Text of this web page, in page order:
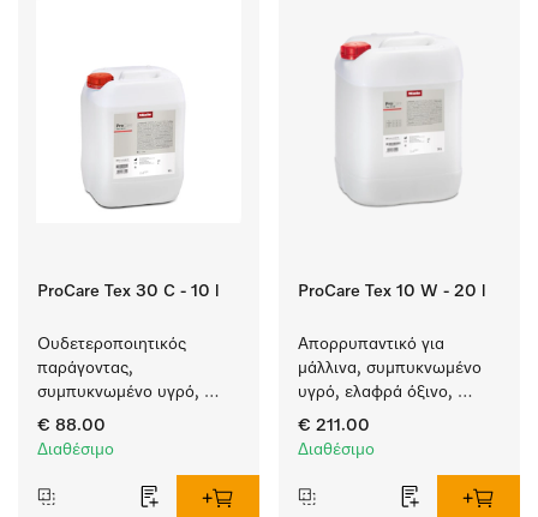
ProCare Tex 30 C - 10 l
Ουδετεροποιητικός
παράγοντας,
συμπυκνωμένο υγρό,
όξινο, 10 l για απόλυτη
προστασία των
αξιόπιστη
ουδετεροποίηση.
€ 88.00
Διαθέσιμο
ProCare Tex 10 W - 20 l
Απορρυπαντικό για
μάλλινα, συμπυκνωμένο
υγρό, ελαφρά όξινο,
20 l για πλύση μάλλινων
σε πλυντήρια ρούχων.
€ 211.00
Διαθέσιμο